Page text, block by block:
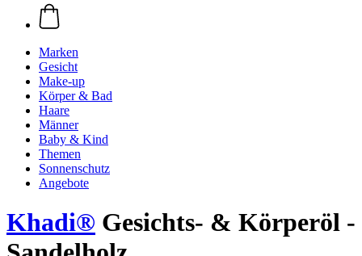
Marken
Gesicht
Make-up
Körper & Bad
Haare
Männer
Baby & Kind
Themen
Sonnenschutz
Angebote
Khadi® Gesichts- & Körperöl -